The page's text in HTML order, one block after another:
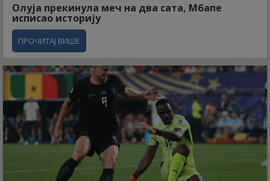
Олуја прекинула меч на два сата, Мбапе
исписао историју
ПРОЧИТАЈ ВИШЕ